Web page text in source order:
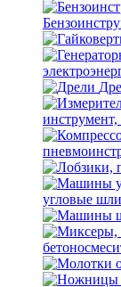
инструмент,
угловые